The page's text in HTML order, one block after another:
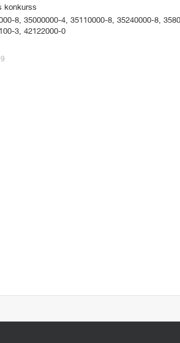
konkurss
8, 35000000-4, 35110000-8, 35240000-8,
3, 42122000-0